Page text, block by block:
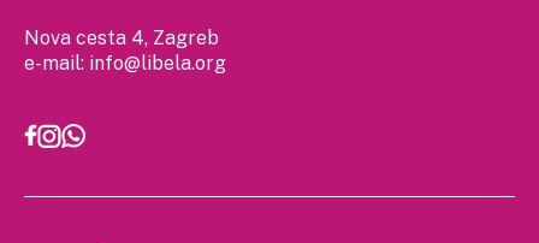
Nova cesta 4, Zagreb
e-mail: info@libela.org